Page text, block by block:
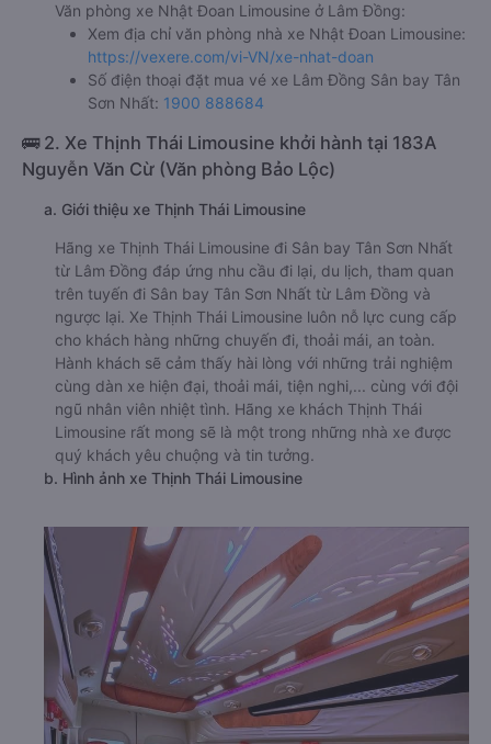
Văn phòng xe Nhật Đoan Limousine ở Lâm Đồng:
Xem địa chỉ văn phòng nhà xe Nhật Đoan Limousine:
https://vexere.com/vi-VN/xe-nhat-doan
Số điện thoại đặt mua vé xe Lâm Đồng Sân bay Tân
Sơn Nhất: 1900 888684
🚌 2. Xe Thịnh Thái Limousine khởi hành tại 183A
Nguyễn Văn Cừ (Văn phòng Bảo Lộc)
a. Giới thiệu xe Thịnh Thái Limousine
Hãng xe Thịnh Thái Limousine đi Sân bay Tân Sơn Nhất
từ Lâm Đồng đáp ứng nhu cầu đi lại, du lịch, tham quan
trên tuyến đi Sân bay Tân Sơn Nhất từ Lâm Đồng và
ngược lại. Xe Thịnh Thái Limousine luôn nỗ lực cung cấp
cho khách hàng những chuyến đi, thoải mái, an toàn.
Hành khách sẽ cảm thấy hài lòng với những trải nghiệm
cùng dàn xe hiện đại, thoải mái, tiện nghi,... cùng với đội
ngũ nhân viên nhiệt tình. Hãng xe khách Thịnh Thái
Limousine rất mong sẽ là một trong những nhà xe được
quý khách yêu chuộng và tin tưởng.
b. Hình ảnh xe Thịnh Thái Limousine